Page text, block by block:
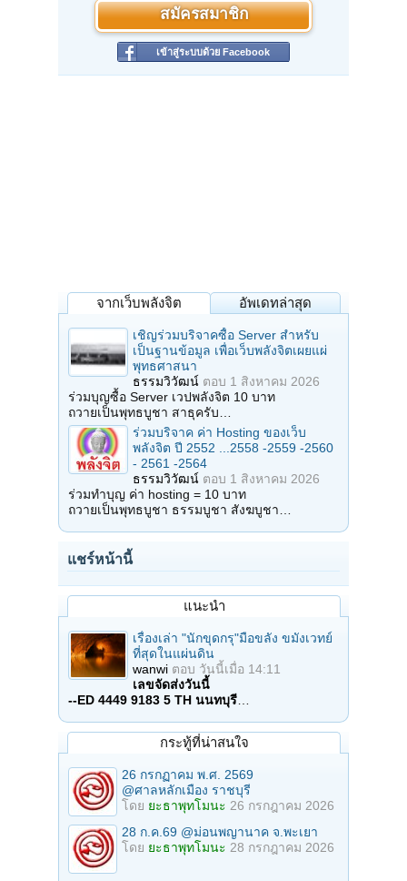
สมัครสมาชิก
เข้าสู่ระบบด้วย Facebook
จากเว็บพลังจิต อัพเดทล่าสุด
เชิญร่วมบริจาคซื้อ Server สำหรับ
เป็นฐานข้อมูล เพื่อเว็บพลังจิตเผยแผ่
พุทธศาสนา
ธรรมวิวัฒน์ ตอบ 1 สิงหาคม 2026
ร่วมบุญซื้อ Server เวปพลังจิต 10 บาท
ถวายเป็นพุทธบูชา สาธุครับ…
ร่วมบริจาค ค่า Hosting ของเว็บ
พลังจิต ปี 2552 ...2558 -2559 -2560
- 2561 -2564
ธรรมวิวัฒน์ ตอบ 1 สิงหาคม 2026
ร่วมทำบุญ ค่า hosting = 10 บาท
ถวายเป็นพุทธบูชา ธรรมบูชา สังฆบูชา…
แชร์หน้านี้
แนะนำ
เรื่องเล่า "นักขุดกรุ"มือขลัง ขมังเวทย์
ที่สุดในแผ่นดิน
wanwi ตอบ วันนี้เมื่อ 14:11
เลขจัดส่งวันนี้
--ED 4449 9183 5 TH นนทบุรี
กระทู้ที่น่าสนใจ
26 กรกฏาคม พ.ศ. 2569
@ศาลหลักเมือง ราชบุรี
โดย ยะธาพุทโมนะ 26 กรกฎาคม 2026
28 ก.ค.69 @ม่อนพญานาค จ.พะเยา
โดย ยะธาพุทโมนะ 28 กรกฎาคม 2026